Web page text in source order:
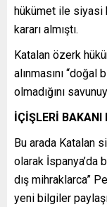
hükümet ile siyasi
kararı almıştı.
Katalan özerk
alınmasını
olmadığını
İÇİŞLERİ BAKANI
Bu arada Katalan
olarak İspanya’da
dış mihraklarca”
yeni bilgiler